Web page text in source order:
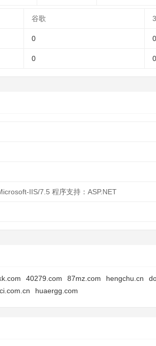
谷歌
0 0
0 0
IIS/7.5 程序支持：ASP.NET
40279.com 87mz.com hengchu.cn
huaergg.com